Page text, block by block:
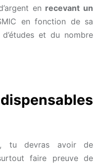
en recevant un
en fonction de sa
et du nombre
tu devras avoir de
faire preuve de